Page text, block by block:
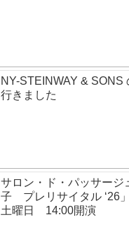
NY-STEINWAY & SONS
行きました
サロン・ド・パッサージ
子 プレリサイタル ‘26
土曜日 14:00開演